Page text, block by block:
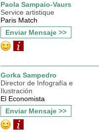
Paola Sampaio-Vaurs
Service artistique
Paris Match
Enviar Mensaje >>
Gorka Sampedro
Director de Infografía e
Ilustración
El Economista
Enviar Mensaje >>